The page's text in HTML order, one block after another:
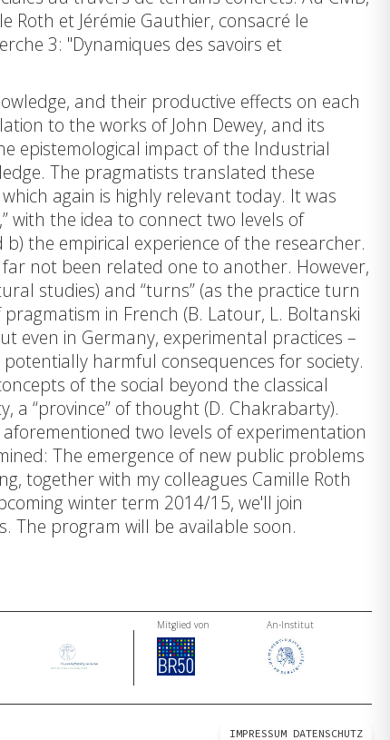
Roth et Jérémie Gauthier, consacré le
3: "Dynamiques des savoirs et
and their productive effects on each
to the works of John Dewey, and its
epistemological impact of the Industrial
The pragmatists translated these
again is highly relevant today. It was
with the idea to connect two levels of
the empirical experience of the researcher.
not been related one to another. However,
studies) and “turns” (as the practice turn
in French (B. Latour, L. Boltanski
even in Germany, experimental practices –
harmful consequences for society.
of the social beyond the classical
a “province” of thought (D. Chakrabarty).
two levels of experimentation
The emergence of new public problems
together with my colleagues Camille Roth
winter term 2014/15, we'll join
The program will be available soon.
Mitglied von An-Institut
IMPRESSUM DATENSCHUTZ